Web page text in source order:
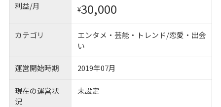
利益/月 ¥30,000
カテゴリ
エンタメ・芸能・トレンド/恋愛・出会
い
運営開始時期 2019年07月
現在の運営状
況
未設定